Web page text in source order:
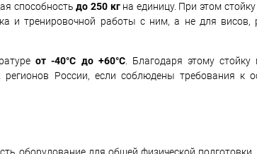
способностьдо 250 кгна единицу. При этом
и тренировочной работы с ним, а не для
от -40°C до +60°C. Благодаря этому
России, если соблюдены требования к